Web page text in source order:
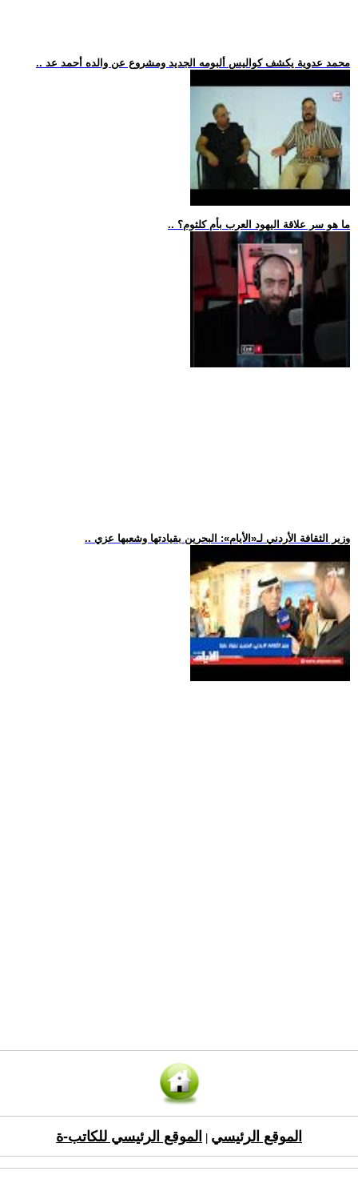
.. محمد عدوية يكشف كواليس ألبومه الجديد ومشروع عن والده أحمد عد
.. ما هو سر علاقة اليهود العرب بأم كلثوم؟
.. وزير الثقافة الأردني لـ«الأيام»: البحرين بقيادتها وشعبها عزي
الموقع الرئيسي الموقع الرئيسي للكاتب-ة